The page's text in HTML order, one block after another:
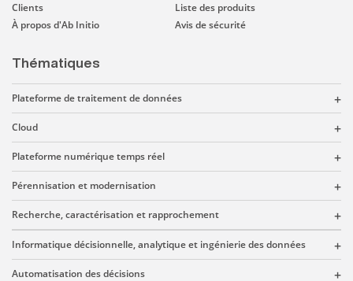
Clients
À propos d'Ab Initio
Liste des produits
Avis de sécurité
Thématiques
Plateforme de traitement de données
Cloud
Plateforme numérique temps réel
Pérennisation et modernisation
Recherche, caractérisation et rapprochement
Informatique décisionnelle, analytique et ingénierie des données
Automatisation des décisions